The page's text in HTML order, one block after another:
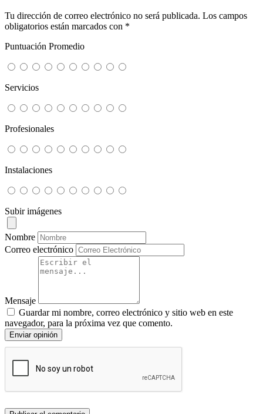
Tu dirección de correo electrónico no será publicada. Los campos
obligatorios están marcados con *
Puntuación Promedio
Servicios
Profesionales
Instalaciones
Subir imágenes
Nombre
Correo electrónico
Mensaje
Guardar mi nombre, correo electrónico y sitio web en este
navegador, para la próxima vez que comento.
Enviar opinión